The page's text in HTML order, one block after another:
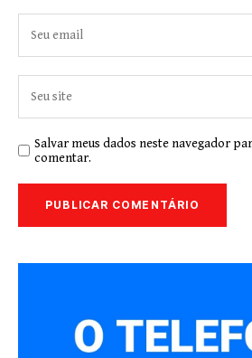
Salvar meus dados neste navegador
comentar.